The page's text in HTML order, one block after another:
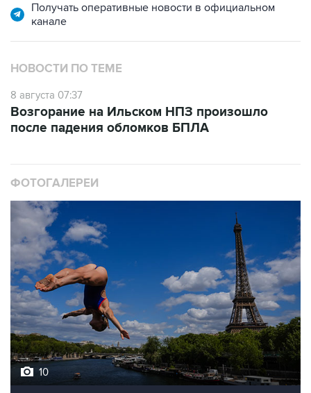
Получать оперативные новости в официальном
канале
НОВОСТИ ПО ТЕМЕ
8 августа 07:37
Возгорание на Ильском НПЗ произошло
после падения обломков БПЛА
ФОТОГАЛЕРЕИ
10